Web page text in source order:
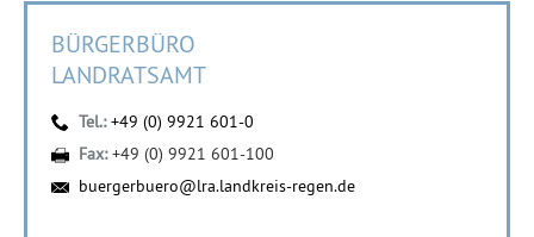
BÜRGERBÜRO
LANDRATSAMT
Tel.:+49 (0) 9921 601-0
Fax:+49 (0) 9921 601-100
buergerbuero@lra.landkreis-regen.de